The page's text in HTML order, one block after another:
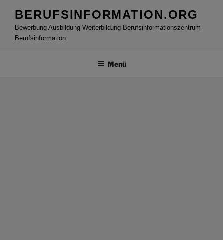
Inhalt
springen
BERUFSINFORMATION.ORG
Bewerbung Ausbildung Weiterbildung Berufsinformationszentrum
Berufsinformation
Menü